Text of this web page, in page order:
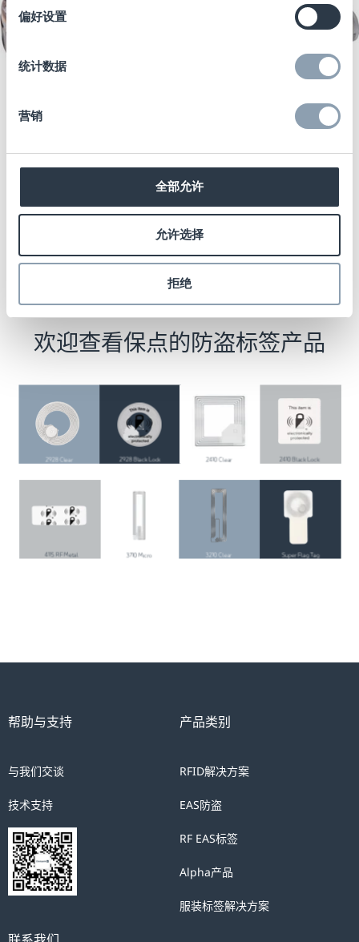
择
偏好设置
统计数据
营销
全部允许
允许选择
拒绝
为美容产品建立防损保障
保点专为美妆类设计的防盗标签的可适用于各
种美妆类商品的包装尺寸。贴在包装外部的标
签可起到威慑作用，也可确保条形码和其他商
品上的关键信息不会被遮挡。
欢迎查看保点的防盗标签产品
产品类别
RFID解决方案
EAS防盗
RF EAS标签
Alpha产品
服装标签解决方案
帮助与支持
与我们交谈
技术支持